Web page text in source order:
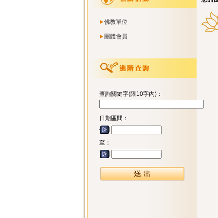
佛教單位
團體會員
查詢關鍵字(限10字內)：
日期區間：
至：